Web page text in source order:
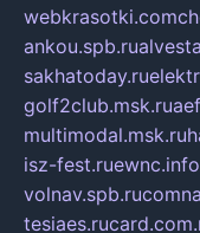
webkrasotki.com
ankou.spb.ru
sakhatoday.ru
golf2club.msk.ru
multimodal.msk.ru
isz-fest.ruewnc.info
volnav.spb.ru
tesiaes.ru